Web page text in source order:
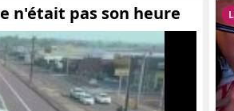
n'était pas son heure